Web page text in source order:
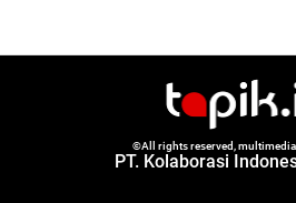
©All rights reserved,
PT. Kolaborasi